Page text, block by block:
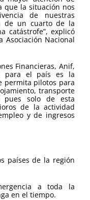
que la situación nos
de nuestras
de un cuarto de la
catástrofe”, explicó
Asociación Nacional
Financieras, Anif,
para el país es la
permita pilotos para
transporte
pues solo de esta
de la actividad
y de ingresos
países de la región
a toda la
en el tiempo.